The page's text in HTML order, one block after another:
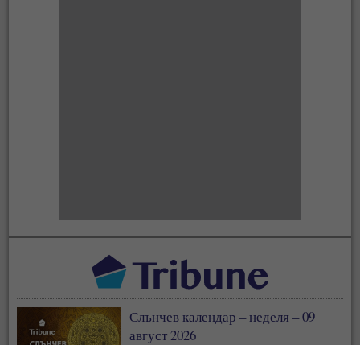
Слънчев календар – неделя – 09
август 2026